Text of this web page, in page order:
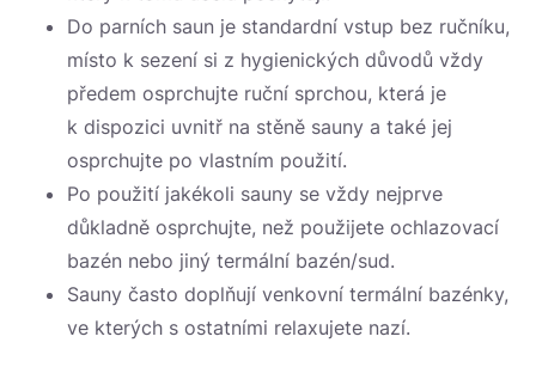
Do parních saun je standardní vstup bez ručníku,
místo k sezení si z hygienických důvodů vždy
předem osprchujte ruční sprchou, která je
k dispozici uvnitř na stěně sauny a také jej
osprchujte po vlastním použití.
Po použití jakékoli sauny se vždy nejprve
důkladně osprchujte, než použijete ochlazovací
bazén nebo jiný termální bazén/sud.
Sauny často doplňují venkovní termální bazénky,
ve kterých s ostatními relaxujete nazí.